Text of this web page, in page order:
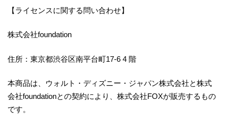
【ライセンスに関する問い合わせ】
株式会社foundation
住所：東京都渋谷区南平台町17-6 4 階
本商品は、ウォルト・ディズニー・ジャパン株式会社と株式
会社foundationとの契約により、株式会社FOXが販売するもの
です。